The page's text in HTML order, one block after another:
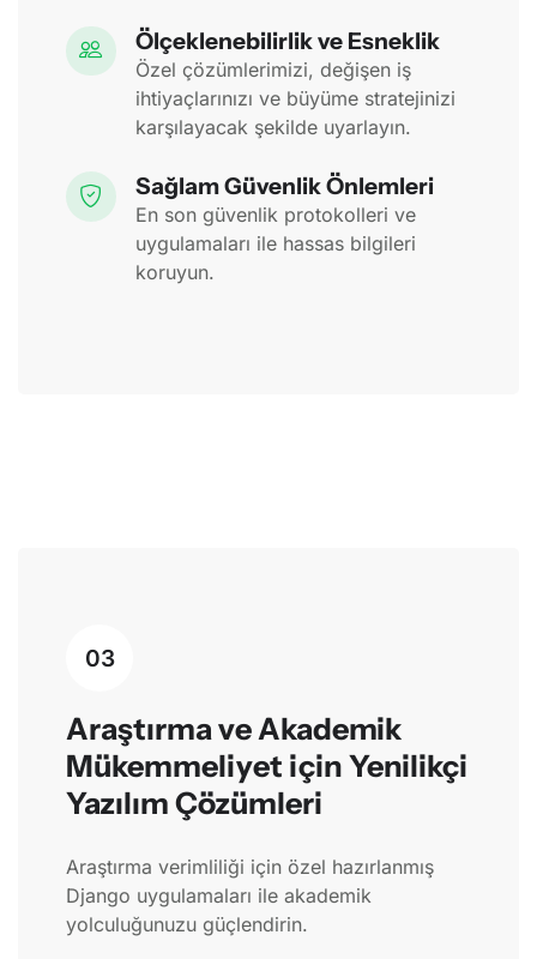
Ölçeklenebilirlik ve Esneklik
Özel çözümlerimizi, değişen iş
ihtiyaçlarınızı ve büyüme stratejinizi
karşılayacak şekilde uyarlayın.
Sağlam Güvenlik Önlemleri
En son güvenlik protokolleri ve
uygulamaları ile hassas bilgileri
koruyun.
03
Araştırma ve Akademik
Mükemmeliyet için Yenilikçi
Yazılım Çözümleri
Araştırma verimliliği için özel hazırlanmış
Django uygulamaları ile akademik
yolculuğunuzu güçlendirin.